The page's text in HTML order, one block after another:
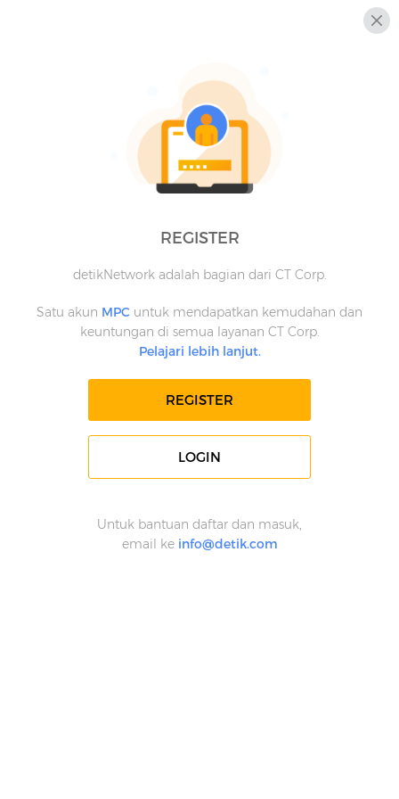
REGISTER
detikNetwork adalah bagian dari CT Corp.
Satu akun MPC untuk mendapatkan kemudahan dan
keuntungan di semua layanan CT Corp.
Pelajari lebih lanjut.
REGISTER
LOGIN
Untuk bantuan daftar dan masuk,
email ke info@detik.com